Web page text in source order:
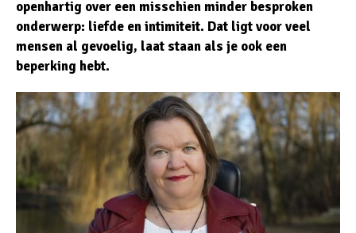
openhartig over een misschien minder besproken
onderwerp: liefde en intimiteit. Dat ligt voor veel
mensen al gevoelig, laat staan als je ook een
beperking hebt.